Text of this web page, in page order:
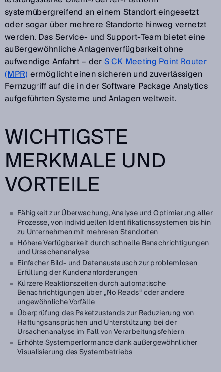
systemübergreifend an einem Standort eingesetzt
oder sogar über mehrere Standorte hinweg vernetzt
werden. Das Service- und Support-Team bietet eine
außergewöhnliche Anlagenverfügbarkeit ohne
aufwendige Anfahrt – derSICK Meeting Point Router
(MPR)ermöglicht einen sicheren und zuverlässigen
Fernzugriff auf die in der Software Package Analytics
aufgeführten Systeme und Anlagen weltweit.
WICHTIGSTE
MERKMALE UND
VORTEILE
Fähigkeit zur Überwachung, Analyse und Optimierung aller
Prozesse, von individuellen Identifikationssystemen bis hin
zu Unternehmen mit mehreren Standorten
Höhere Verfügbarkeit durch schnelle Benachrichtigungen
und Ursachenanalyse
Einfacher Bild- und Datenaustausch zur problemlosen
Erfüllung der Kundenanforderungen
Kürzere Reaktionszeiten durch automatische
Benachrichtigungen über „No Reads“ oder andere
ungewöhnliche Vorfälle
Überprüfung des Paketzustands zur Reduzierung von
Haftungsansprüchen und Unterstützung bei der
Ursachenanalyse im Fall von Verarbeitungsfehlern
Erhöhte Systemperformance dank außergewöhnlicher
Visualisierung des Systembetriebs